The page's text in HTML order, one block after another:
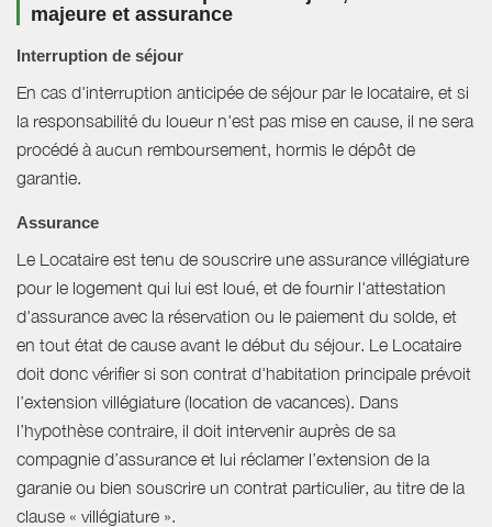
majeure et assurance
Interruption de séjour
En cas d'interruption anticipée de séjour par le locataire, et si
la responsabilité du loueur n'est pas mise en cause, il ne sera
procédé à aucun remboursement, hormis le dépôt de
garantie.
Assurance
Le Locataire est tenu de souscrire une assurance villégiature
pour le logement qui lui est loué, et de fournir l'attestation
d'assurance avec la réservation ou le paiement du solde, et
en tout état de cause avant le début du séjour. Le Locataire
doit donc vérifier si son contrat d'habitation principale prévoit
l’extension villégiature (location de vacances). Dans
l’hypothèse contraire, il doit intervenir auprès de sa
compagnie d’assurance et lui réclamer l’extension de la
garanie ou bien souscrire un contrat particulier, au titre de la
clause « villégiature ».